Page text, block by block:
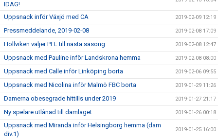
IDAG!
Uppsnack inför Växjö med CA 2019-02-09 12:19
Pressmeddelande, 2019-02-08 2019-02-08 17:09
Höllviken väljer PFL till nästa säsong 2019-02-08 12:47
Uppsnack med Pauline inför Landskrona hemma 2019-02-08 08:00
Uppsnack med Calle inför Linköping borta 2019-02-06 09:55
Uppsnack med Nicolina inför Malmö FBC borta 2019-01-29 11:26
Damerna obesegrade hittills under 2019 2019-01-27 21:17
Ny spelare utlånad till damlaget 2019-01-26 00:18
Uppsnack med Miranda inför Helsingborg hemma (dam
div.1)
2019-01-25 16:00